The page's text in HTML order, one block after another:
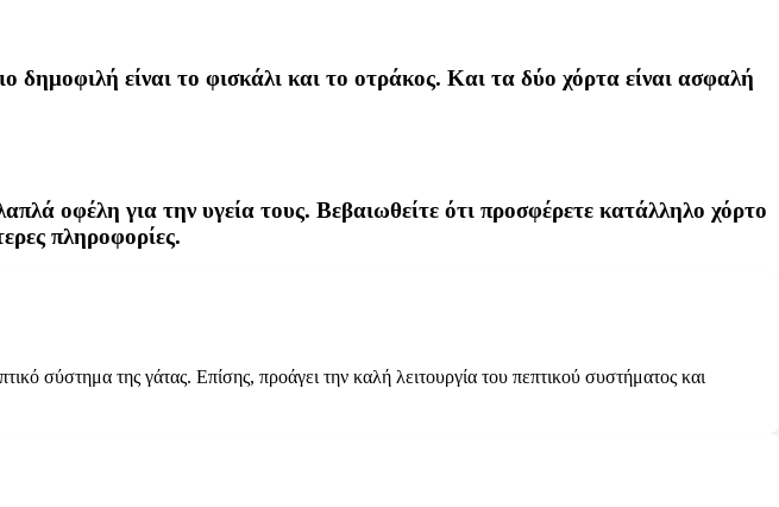
δημοφιλή είναι το φισκάλι και το οτράκος. Και τα δύο χόρτα είναι ασφαλή
οφέλη για την υγεία τους. Βεβαιωθείτε ότι προσφέρετε κατάλληλο χόρτο
πληροφορίες.
σύστημα της γάτας. Επίσης, προάγει την καλή λειτουργία του πεπτικού συστήματος και